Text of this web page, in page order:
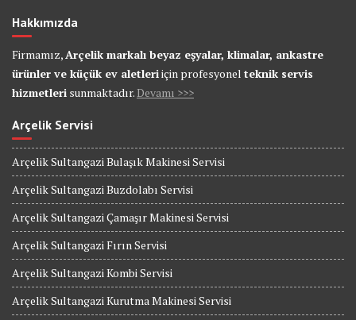
Hakkımızda
Firmamız,Arçelik markalı beyaz eşyalar, klimalar, ankastre
ürünler ve küçük ev aletleriiçin profesyonel teknik servis
hizmetleri sunmaktadır.Devamı >>>
Arçelik Servisi
Arçelik Sultangazi Bulaşık Makinesi Servisi
Arçelik Sultangazi Buzdolabı Servisi
Arçelik Sultangazi Çamaşır Makinesi Servisi
Arçelik Sultangazi Fırın Servisi
Arçelik Sultangazi Kombi Servisi
Arçelik Sultangazi Kurutma Makinesi Servisi